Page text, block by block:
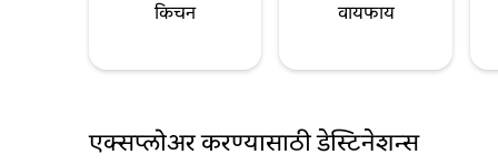
किचन वायफाय
एक्सप्लोअर करण्यासाठी डेस्टिनेशन्स